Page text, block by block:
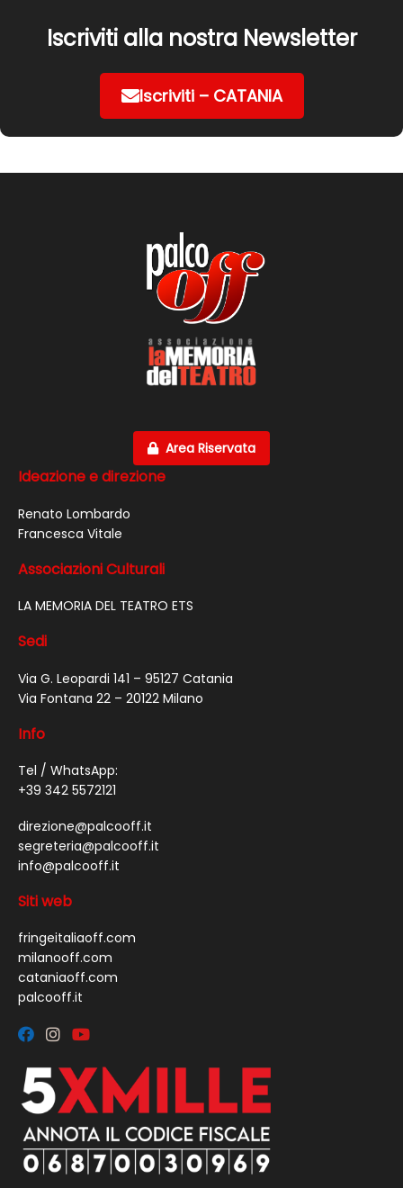
Iscriviti alla nostra Newsletter
Iscriviti – CATANIA
Area Riservata
Ideazione e direzione
Renato Lombardo
Francesca Vitale
Associazioni Culturali
LA MEMORIA DEL TEATRO ETS
Sedi
Via G. Leopardi 141 – 95127 Catania
Via Fontana 22 – 20122 Milano
Info
Tel / WhatsApp:
+39 342 5572121
direzione@palcooff.it
segreteria@palcooff.it
info@palcooff.it
Siti web
fringeitaliaoff.com
milanooff.com
cataniaoff.com
palcooff.it